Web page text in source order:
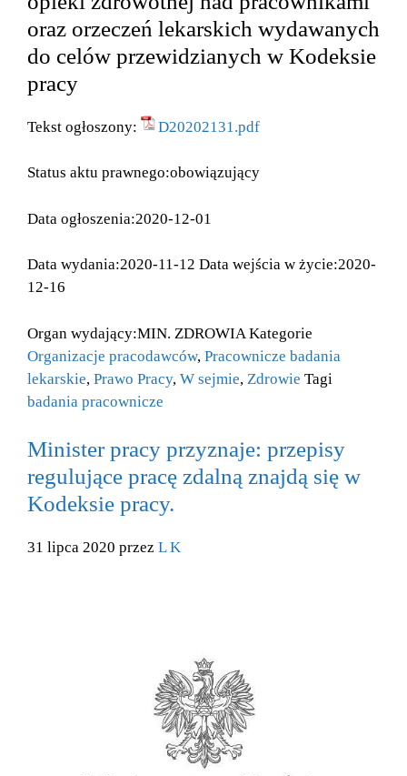
oraz orzeczeń lekarskich wydawanych
do celów przewidzianych w Kodeksie
pracy
Tekst ogłoszony: D20202131.pdf
Status aktu prawnego:obowiązujący
Data ogłoszenia:2020-12-01
Data wydania:2020-11-12 Data wejścia w życie:2020-
12-16
Organ wydający:MIN. ZDROWIA Kategorie
Organizacje pracodawców, Pracownicze badania
lekarskie, Prawo Pracy, W sejmie, Zdrowie Tagi
badania pracownicze
Minister pracy przyznaje: przepisy
regulujące pracę zdalną znajdą się w
Kodeksie pracy.
31 lipca 2020 przez L K